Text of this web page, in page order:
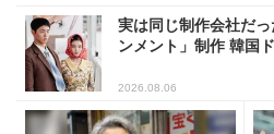
実は同じ制作会社だ
ンメント」制作 韓国
2026.08.06